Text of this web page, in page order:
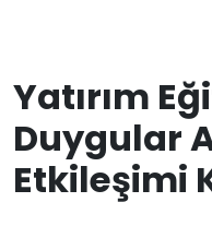
Yatırım
Duygular
Etkileşimi